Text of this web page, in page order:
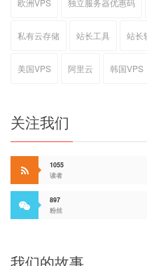
欧洲VPS 独立服务器优惠码
私有云存储 站长工具 站长
美国VPS 阿里云 韩国VPS
关注我们
1055
读者
897
粉丝